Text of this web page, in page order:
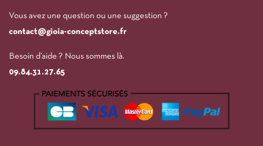
Vous avez une question ou une suggestion ?
contact@gioia-conceptstore.fr
Besoin d’aide ? Nous sommes là.
09.84.31.27.65